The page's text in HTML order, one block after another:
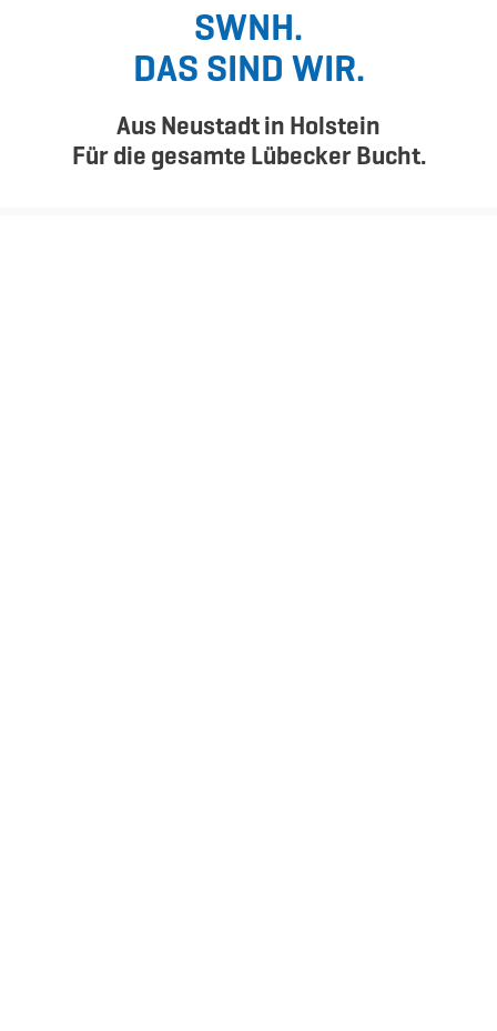
SWNH.
DAS SIND WIR.
Aus Neustadt in Holstein
Für die gesamte Lübecker Bucht.